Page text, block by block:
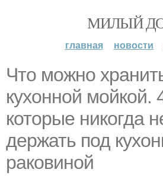
МИЛЫЙ
главная новости
Что можно
кухонной мойкой.
которые никогда
держать под
раковиной